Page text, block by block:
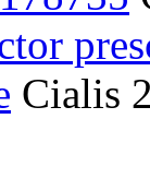
Cialis